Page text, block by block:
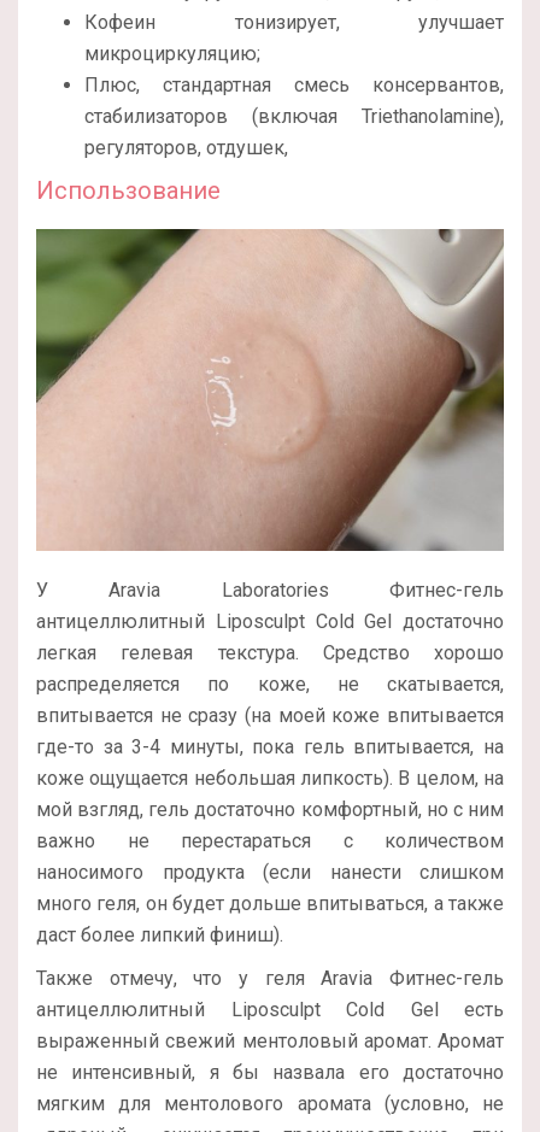
Кофеин тонизирует, улучшает
микроциркуляцию;
Плюс, стандартная смесь консервантов,
стабилизаторов (включая Triethanolamine),
регуляторов, отдушек,
Использование
У Aravia Laboratories Фитнес-гель
антицеллюлитный Liposculpt Cold Gel достаточно
легкая гелевая текстура. Средство хорошо
распределяется по коже, не скатывается,
впитывается не сразу (на моей коже впитывается
где-то за 3-4 минуты, пока гель впитывается, на
коже ощущается небольшая липкость). В целом, на
мой взгляд, гель достаточно комфортный, но с ним
важно не перестараться с количеством
наносимого продукта (если нанести слишком
много геля, он будет дольше впитываться, а также
даст более липкий финиш).
Также отмечу, что у геля Aravia Фитнес-гель
антицеллюлитный Liposculpt Cold Gel есть
выраженный свежий ментоловый аромат. Аромат
не интенсивный, я бы назвала его достаточно
мягким для ментолового аромата (условно, не